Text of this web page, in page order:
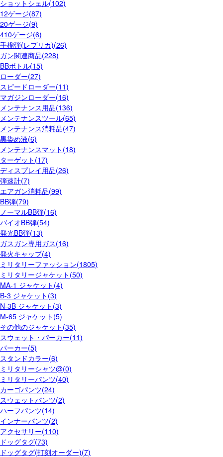
ショットシェル(102)
12ゲージ(87)
20ゲージ(9)
410ゲージ(6)
手榴弾(レプリカ)(26)
ガン関連商品(228)
BBボトル(15)
ローダー(27)
スピードローダー(11)
マガジンローダー(16)
メンテナンス用品(136)
メンテナンスツール(65)
メンテナンス消耗品(47)
黒染め液(6)
メンテナンスマット(18)
ターゲット(17)
ディスプレイ用品(26)
弾速計(7)
エアガン消耗品(99)
BB弾(79)
ノーマルBB弾(16)
バイオBB弾(54)
発光BB弾(13)
ガスガン専用ガス(16)
発火キャップ(4)
ミリタリーファッション(1805)
ミリタリージャケット(50)
MA-1 ジャケット(4)
B-3 ジャケット(3)
N-3B ジャケット(3)
M-65 ジャケット(5)
その他のジャケット(35)
スウェット・パーカー(11)
パーカー(5)
スタンドカラー(6)
ミリタリーシャツ@(0)
ミリタリーパンツ(40)
カーゴパンツ(24)
スウェットパンツ(2)
ハーフパンツ(14)
インナーパンツ(2)
アクセサリー(110)
ドッグタグ(73)
ドッグタグ(打刻オーダー)(7)